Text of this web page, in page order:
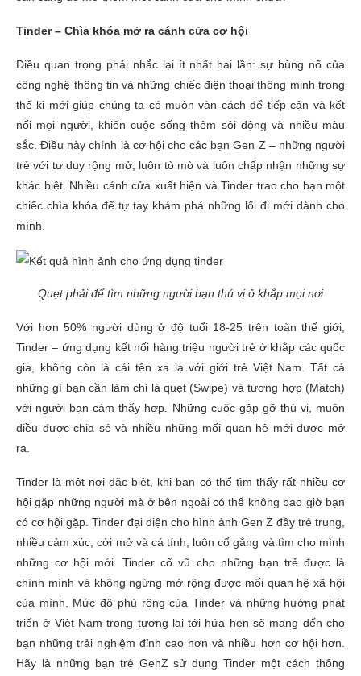
Tinder – Chìa khóa mở ra cánh cửa cơ hội
Điều quan trọng phải nhắc lại ít nhất hai lần: sự bùng nổ của
công nghệ thông tin và những chiếc điện thoại thông minh trong
thế kỉ mới giúp chúng ta có muôn vàn cách để tiếp cận và kết
nối mọi người, khiến cuộc sống thêm sôi động và nhiều màu
sắc. Điều này chính là cơ hội cho các bạn Gen Z – những người
trẻ với tư duy rộng mở, luôn tò mò và luôn chấp nhận những sự
khác biệt. Nhiều cánh cửa xuất hiện và Tinder trao cho bạn một
chiếc chìa khóa để tự tay khám phá những lối đi mới dành cho
mình.
Quẹt phải để tìm những người bạn thú vị ở khắp mọi nơi
Với hơn 50% người dùng ở độ tuổi 18-25 trên toàn thế giới,
Tinder – ứng dụng kết nối hàng triệu người trẻ ở khắp các quốc
gia, không còn là cái tên xa lạ với giới trẻ Việt Nam. Tất cả
những gì bạn cần làm chỉ là quẹt (Swipe) và tương hợp (Match)
với người bạn cảm thấy hợp. Những cuộc gặp gỡ thú vị, muôn
điều được chia sẻ và nhiều những mối quan hệ mới được mở
ra.
Tinder là một nơi đặc biệt, khi bạn có thể tìm thấy rất nhiều cơ
hội gặp những người mà ở bên ngoài có thể không bao giờ bạn
có cơ hội gặp. Tinder đại diện cho hình ảnh Gen Z đầy trẻ trung,
nhiều cảm xúc, cởi mở và cá tính, luôn cố gắng và tìm cho mình
những cơ hội mới. Tinder cổ vũ cho những bạn trẻ được là
chính mình và không ngừng mở rộng được mối quan hệ xã hội
của mình. Mức độ phủ rộng của Tinder và những hướng phát
triển ở Việt Nam trong tương lai tới hứa hẹn sẽ mang đến cho
bạn những trải nghiệm đỉnh cao hơn và nhiều hơn cơ hội hơn.
Hãy là những bạn trẻ GenZ sử dụng Tinder một cách thông